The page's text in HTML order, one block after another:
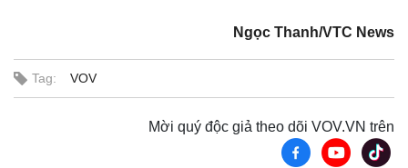
Ngọc Thanh/VTC News
Tag: VOV
Mời quý độc giả theo dõi VOV.VN trên